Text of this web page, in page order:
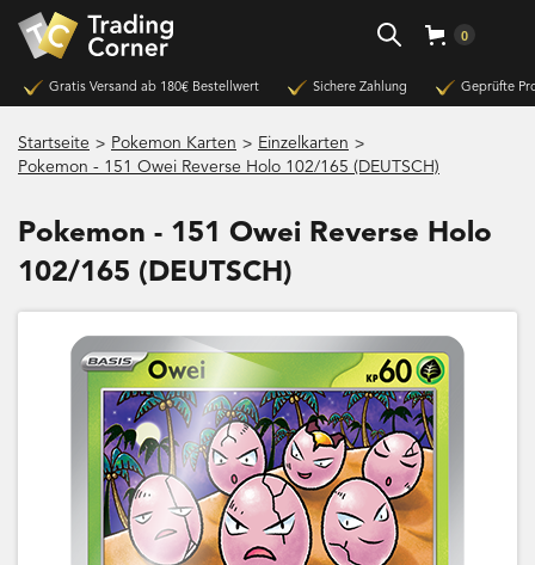
0
Gratis Versand ab 180€ Bestellwert Sichere Zahlung Geprüfte
Startseite > Pokemon Karten > Einzelkarten >
Pokemon - 151 Owei Reverse Holo 102/165 (DEUTSCH)
Pokemon - 151 Owei Reverse Holo
102/165 (DEUTSCH)